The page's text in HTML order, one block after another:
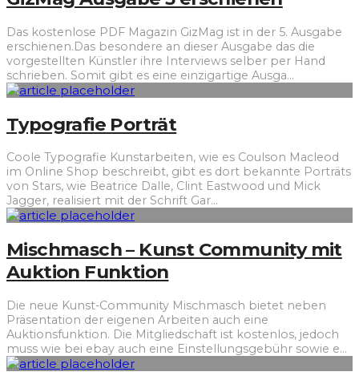
Das kostenlose PDF Magazin GizMag ist in der 5. Ausgabe
erschienen.Das besondere an dieser Ausgabe das die
vorgestellten Künstler ihre Interviews selber per Hand
schrieben. Somit gibt es eine einzigartige Ausga...
Typografie Porträt
Coole Typografie Kunstarbeiten, wie es Coulson Macleod
im Online Shop beschreibt, gibt es dort bekannte Porträts
von Stars, wie Beatrice Dalle, Clint Eastwood und Mick
Jagger, realisiert mit der Schrift Gar...
Mischmasch – Kunst Community mit
Auktion Funktion
Die neue Kunst-Community Mischmasch bietet neben
Präsentation der eigenen Arbeiten auch eine
Auktionsfunktion. Die Mitgliedschaft ist kostenlos, jedoch
muss wie bei ebay auch eine Einstellungsgebühr sowie e...